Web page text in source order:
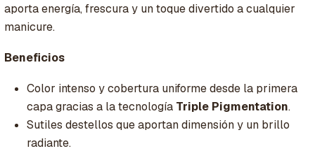
aporta energía, frescura y un toque divertido a cualquier
manicure.
Beneficios
Color intenso y cobertura uniforme desde la primera
capa gracias a la tecnología Triple Pigmentation.
Sutiles destellos que aportan dimensión y un brillo
radiante.